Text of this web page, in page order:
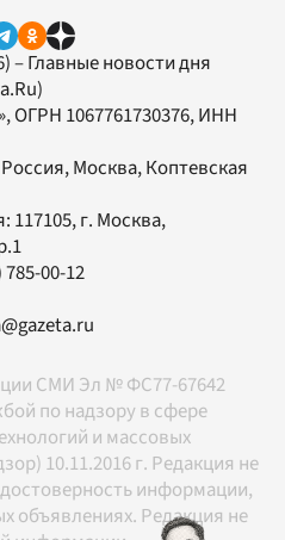
– Главные новости дня
, ОГРН 1067761730376, ИНН
Москва, Коптевская
117105, г. Москва,
785-00-12
СМИ Эл № ФС77-67642
по надзору в сфере
и массовых
10.11.2016 г. Редакция не
информации,
объявлениях. Редакция не